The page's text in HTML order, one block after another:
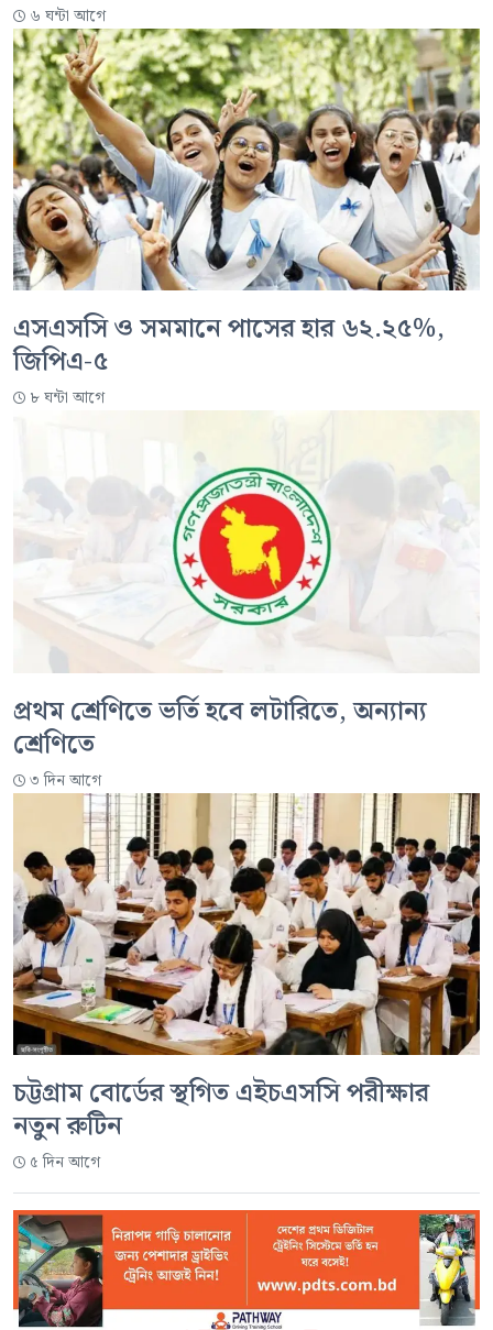
৬ ঘন্টা আগে
এসএসসি ও সমমানে পাসের হার ৬২.২৫%,
জিপিএ-৫
৮ ঘন্টা আগে
প্রথম শ্রেণিতে ভর্তি হবে লটারিতে, অন্যান্য
শ্রেণিতে
৩ দিন আগে
চট্টগ্রাম বোর্ডের স্থগিত এইচএসসি পরীক্ষার
নতুন রুটিন
৫ দিন আগে